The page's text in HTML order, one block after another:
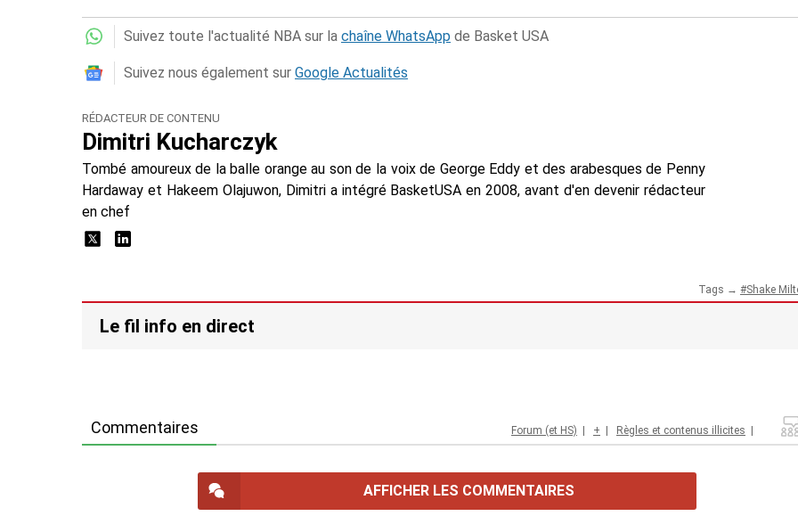
Suivez toute l'actualité NBA sur la chaîne WhatsApp de Basket USA
Suivez nous également sur Google Actualités
RÉDACTEUR DE CONTENU
Dimitri Kucharczyk
Tombé amoureux de la balle orange au son de la voix de George Eddy et des arabesques de Penny
Hardaway et Hakeem Olajuwon, Dimitri a intégré BasketUSA en 2008, avant d'en devenir rédacteur
en chef
Tags → Shake
Le fil info en direct
Commentaires Forum (et HS) | + | Règles et contenus illicites |
AFFICHER LES COMMENTAIRES